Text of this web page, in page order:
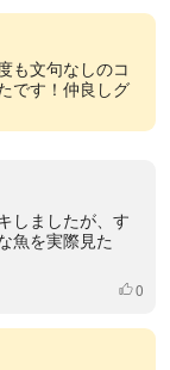
も文句なしのコ
です！仲良しグ
しましたが、す
魚を実際見た
いいね
0